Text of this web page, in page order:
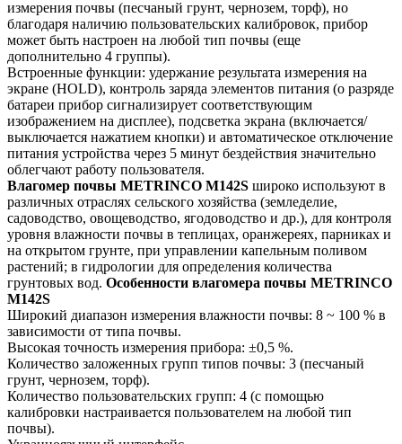
измерения почвы (песчаный грунт, чернозем, торф), но
благодаря наличию пользовательских калибровок, прибор
может быть настроен на любой тип почвы (еще
дополнительно 4 группы).
Встроенные функции: удержание результата измерения на
экране (HOLD), контроль заряда элементов питания (о разряде
батареи прибор сигнализирует соответствующим
изображением на дисплее), подсветка экрана (включается/
выключается нажатием кнопки) и автоматическое отключение
питания устройства через 5 минут бездействия значительно
облегчают работу пользователя.
Влагомер почвы METRINCO M142S широко используют в
различных отраслях сельского хозяйства (земледелие,
садоводство, овощеводство, ягодоводство и др.), для контроля
уровня влажности почвы в теплицах, оранжереях, парниках и
на открытом грунте, при управлении капельным поливом
растений; в гидрологии для определения количества
грунтовых вод. Особенности влагомера почвы METRINCO
M142S
Широкий диапазон измерения влажности почвы: 8 ~ 100 % в
зависимости от типа почвы.
Высокая точность измерения прибора: ±0,5 %.
Количество заложенных групп типов почвы: 3 (песчаный
грунт, чернозем, торф).
Количество пользовательских групп: 4 (с помощью
калибровки настраивается пользователем на любой тип
почвы).